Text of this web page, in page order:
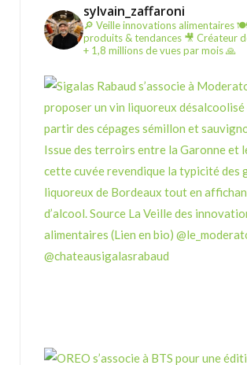
sylvain_zaffaroni
🔎 Veille innovations alimentaires🍽️
produits & tendances 🎥 Créateur
+ 1,8 millions de vues par mois 🙏